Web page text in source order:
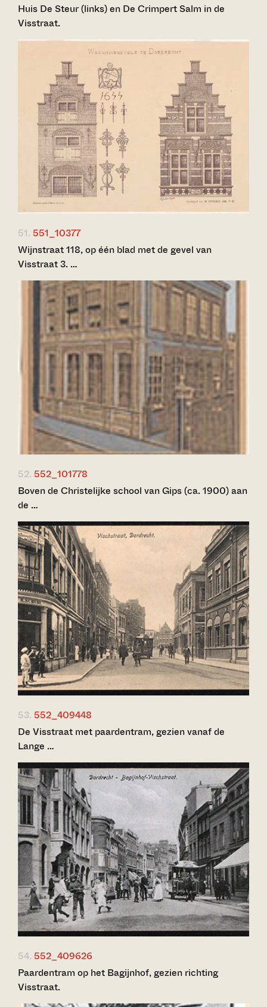
Huis De Steur (links) en De Crimpert Salm in de
Visstraat.
51. 551_10377
Wijnstraat 118, op één blad met de gevel van
Visstraat 3. …
52. 552_101778
Boven de Christelijke school van Gips (ca. 1900) aan
de …
53. 552_409448
De Visstraat met paardentram, gezien vanaf de
Lange …
54. 552_409626
Paardentram op het Bagijnhof, gezien richting
Visstraat.